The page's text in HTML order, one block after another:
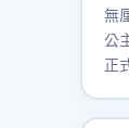
無
公
正